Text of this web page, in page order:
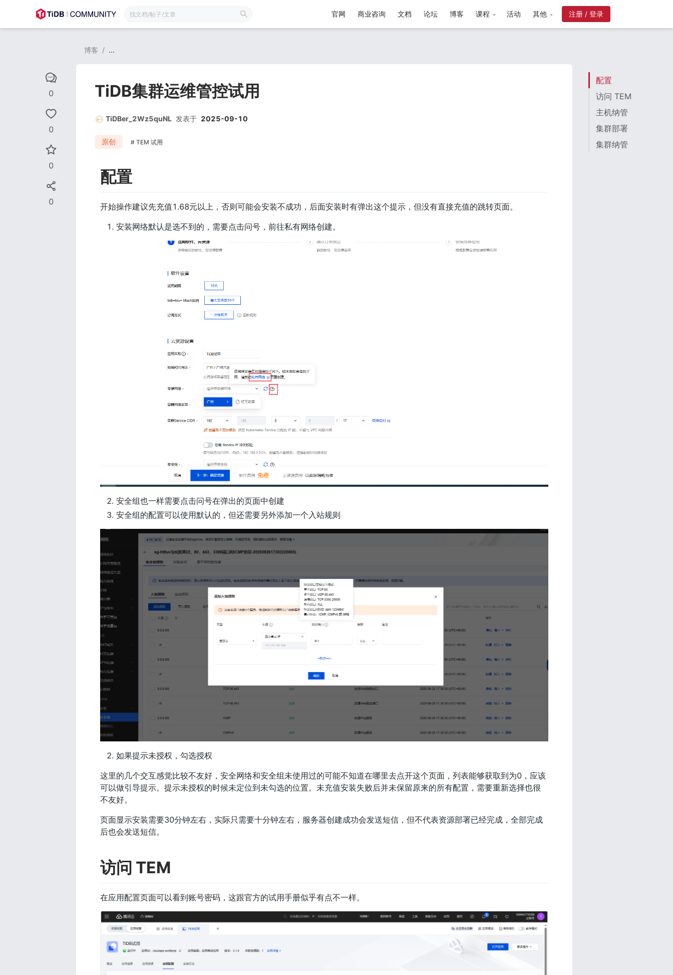
官网 商业咨询 文档 论坛 博客 课程 活动 其他 注册 / 登录
0
0
0
0
博客 / ...
TiDB集群运维管控试用
TiDBer_2Wz5quNL发表于 2025-09-10
原创 TEM 试用
配置
开始操作建议先充值1.68元以上，否则可能会安装不成功，后面安装时有弹出这个提示，但没有直接充值的跳转页面。
安装网络默认是选不到的，需要点击问号，前往私有网络创建。
安全组也一样需要点击问号在弹出的页面中创建
安全组的配置可以使用默认的，但还需要另外添加一个入站规则
如果提示未授权，勾选授权
这里的几个交互感觉比较不友好，安全网络和安全组未使用过的可能不知道在哪里去点开这个页面，列表能够获取到为0，应该
可以做引导提示。提示未授权的时候未定位到未勾选的位置。未充值安装失败后并未保留原来的所有配置，需要重新选择也很
不友好。
页面显示安装需要30分钟左右，实际只需要十分钟左右，服务器创建成功会发送短信，但不代表资源部署已经完成，全部完成
后也会发送短信。
访问 TEM
在应用配置页面可以看到账号密码，这跟官方的试用手册似乎有点不一样。
配置
访问 TEM
主机纳管
集群部署
集群纳管